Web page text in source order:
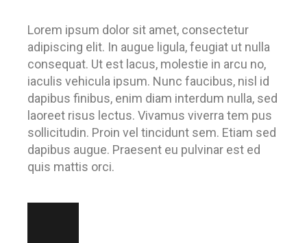
Lorem ipsum dolor sit amet, consectetur
adipiscing elit. In augue ligula, feugiat ut nulla
consequat. Ut est lacus, molestie in arcu no,
iaculis vehicula ipsum. Nunc faucibus, nisl id
dapibus finibus, enim diam interdum nulla, sed
laoreet risus lectus. Vivamus viverra tem pus
sollicitudin. Proin vel tincidunt sem. Etiam sed
dapibus augue. Praesent eu pulvinar est ed
quis mattis orci.